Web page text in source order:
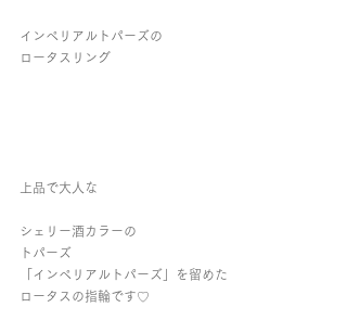
インペリアルトパーズの
ロータスリング
上品で大人な
シェリー酒カラーの
トパーズ
「インペリアルトパーズ」を留めた
ロータスの指輪です♡